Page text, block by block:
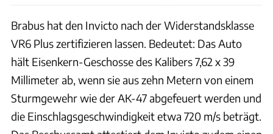
Brabus hat den Invicto nach der Widerstandsklasse
VR6 Plus zertifizieren lassen. Bedeutet: Das Auto
hält Eisenkern-Geschosse des Kalibers 7,62 x 39
Millimeter ab, wenn sie aus zehn Metern von einem
Sturmgewehr wie der AK-47 abgefeuert werden und
die Einschlagsgeschwindigkeit etwa 720 m/s beträgt.